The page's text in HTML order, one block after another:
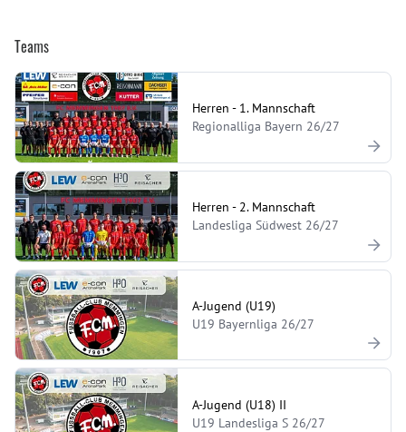
Teams
Herren - 1. Mannschaft
Regionalliga Bayern 26/27
Herren - 2. Mannschaft
Landesliga Südwest 26/27
A-Jugend (U19)
U19 Bayernliga 26/27
A-Jugend (U18) II
U19 Landesliga S 26/27